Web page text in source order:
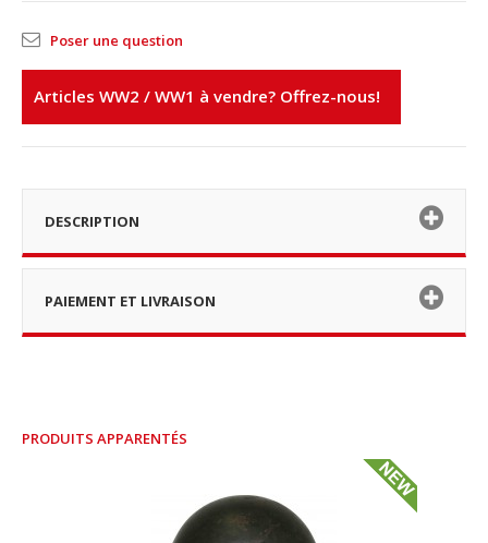
Poser une question
Articles WW2 / WW1 à vendre? Offrez-nous!
DESCRIPTION
PAIEMENT ET LIVRAISON
PRODUITS APPARENTÉS